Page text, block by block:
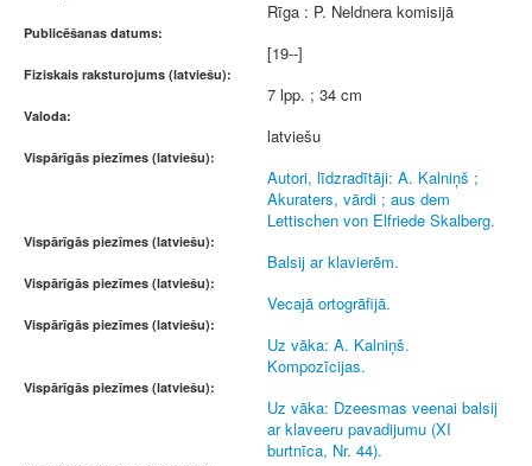
Rīga : P. Neldnera komisijā
Publicēšanas datums:
[19--]
Fiziskais raksturojums (latviešu):
7 lpp. ; 34 cm
Valoda:
latviešu
Vispārīgās piezīmes (latviešu):
Autori, līdzradītāji: A. Kalniņš ;
Akuraters, vārdi ; aus dem
Lettischen von Elfriede Skalberg.
Vispārīgās piezīmes (latviešu):
Balsij ar klavierēm.
Vispārīgās piezīmes (latviešu):
Vecajā ortogrāfijā.
Vispārīgās piezīmes (latviešu):
Uz vāka: A. Kalniņš.
Kompozīcijas.
Vispārīgās piezīmes (latviešu):
Uz vāka: Dzeesmas veenai balsij
ar klaveeru pavadijumu (XI
burtnīca, Nr. 44).